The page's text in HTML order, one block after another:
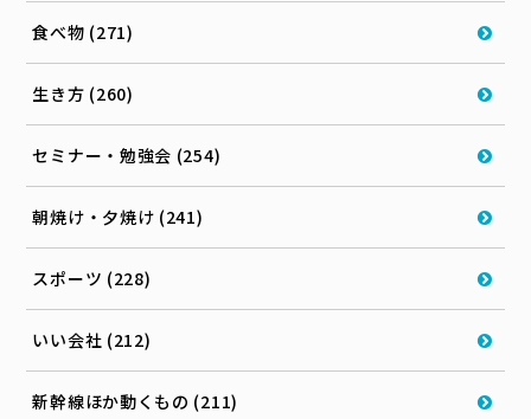
食べ物 (271)
生き方 (260)
セミナー・勉強会 (254)
朝焼け・夕焼け (241)
スポーツ (228)
いい会社 (212)
新幹線ほか動くもの (211)